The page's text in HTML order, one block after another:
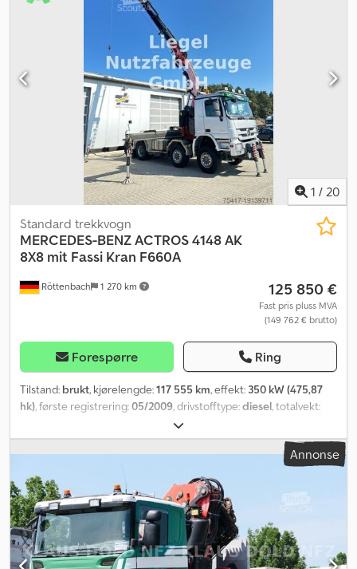
driftsvekt: 62 000 kg, Utstyr:
cruise control, differensialsperre, lavt støynivå
1 / 20
Röttenbach 1 270 km
Standard trekkvogn
MERCEDES-BENZACTROS 4148 AK
8X8 mit Fassi Kran F660A
125 850 €
Fast pris pluss MVA
(149 762 € brutto)
Forespørre Ring
Tilstand: brukt, kjørelengde:117 555 km, effekt: 350 kW (475,87
hk), første registrering:05/2009, drivstofftype:diesel, totalvekt:
3 aksler
Euro 5, Byggeår:2009, Utstyr:ABS, aircondition, firehjulsdrift,
parkeringsvarmer, Annonse